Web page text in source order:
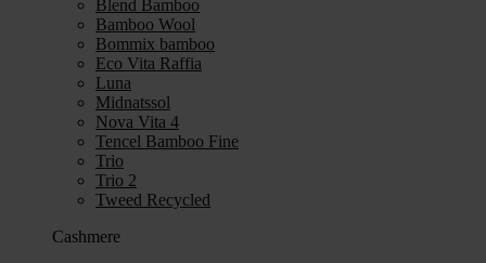
Blend Bamboo
Bamboo Wool
Bommix bamboo
Eco Vita Raffia
Luna
Midnatssol
Nova Vita 4
Tencel Bamboo Fine
Trio
Trio 2
Tweed Recycled
Cashmere